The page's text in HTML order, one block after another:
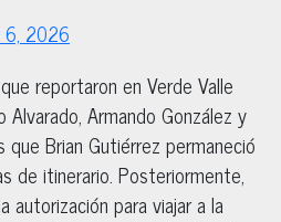
6, 2026
reportaron en Verde Valle
Armando González y
que Brian Gutiérrez permaneció
de itinerario. Posteriormente,
para viajar a la